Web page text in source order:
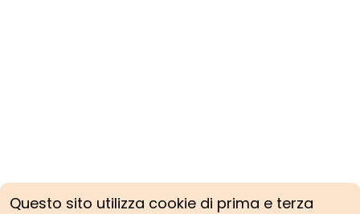
Questo sito utilizza cookie di prima e terza